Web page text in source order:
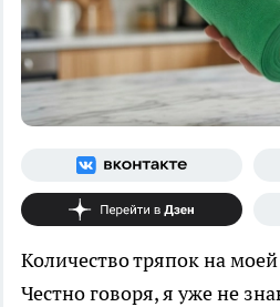
Количество тряпок на
Честно говоря, я уже не